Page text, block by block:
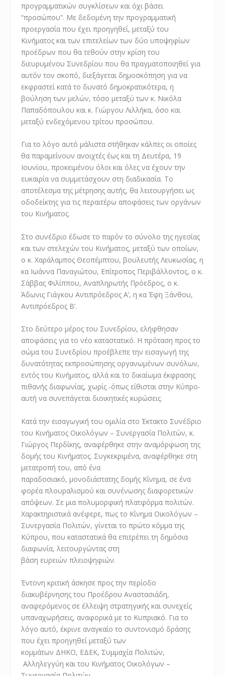
προγραμματικών συγκλίσεων και όχι βάσει
“προσώπου”. Με δεδομένη την προγραμματική
προεργασία που έχει προηγηθεί, μεταξύ του
Κινήματος και των επιτελείων των δύο υποψηφίων
προέδρων που θα τεθούν στην κρίση του
διευρυμένου Συνεδρίου που θα πραγματοποιηθεί για
αυτόν τον σκοπό, διεξάγεται δημοσκόπηση για να
εκφραστεί κατά το δυνατό δημοκρατικότερα, η
βούληση των μελών, τόσο μεταξύ των κ. Νικόλα
Παπαδόπουλου και κ. Γιώργου Λιλλήκα, όσο και
μεταξύ ενδεχόμενου τρίτου προσώπου.
Για το λόγο αυτό μάλιστα στήθηκαν κάλπες οι οποίες
θα παραμείνουν ανοιχτές έως και τη Δευτέρα, 19
Ιουνίου, προκειμένου όλοι και όλες να έχουν την
ευκαιρία να συμμετάσχουν στη διαδικασία. Το
αποτέλεσμα της μέτρησης αυτής, θα λειτουργήσει ως
οδοδείκτης για τις περαιτέρω αποφάσεις των οργάνων
του Κινήματος.
Στο συνέδριο έδωσε το παρόν το σύνολο της ηγεσίας
και των στελεχών του Κινήματος, μεταξύ των οποίων,
ο κ. Χαράλαμπος Θεοπέμπτου, βουλευτής Λευκωσίας, η
κα Ιωάννα Παναγιώτου, Επίτροπος Περιβάλλοντος, ο κ.
Σάββας Φιλίππου, Αναπληρωτής Πρόεδρος, ο κ.
Άδωνις Γιάγκου Αντιπρόεδρος Α’, η κα Έφη Ξάνθου,
Αντιπρόεδρος Β’.
Στο δεύτερο μέρος του Συνεδρίου, ελήφθησαν
αποφάσεις για το νέο καταστατικό. Η πρόταση προς το
σώμα του Συνεδρίου προέβλεπε την εισαγωγή της
δυνατότητας εκπροσώπησης οργανωμένων συνόλων,
εντός του Κινήματος, αλλά και το δικαίωμα έκφρασης
πιθανής διαφωνίας, χωρίς -όπως είθισται στην Κύπρο-
αυτή να συνεπάγεται διοικητικές κυρώσεις.
Κατά την εισαγωγική του ομιλία στο Έκτακτο Συνέδριο
του Κινήματος Οικολόγων – Συνεργασία Πολιτών, κ.
Γιώργος Περδίκης, αναφέρθηκε στην αναμόρφωση της
δομής του Κινήματος. Συγκεκριμένα, αναφέρθηκε στη
μετατροπή του, από ένα
παραδοσιακό, μονοδιάστατης δομής Κίνημα, σε ένα
φορέα πλουραλισμού και συνένωσης διαφορετικών
απόψεων. Σε μια πολυμορφική πλατφόρμα πολιτών.
Χαρακτηριστικά ανέφερε, πως το Κίνημα Οικολόγων –
Συνεργασία Πολιτών, γίνεται το πρώτο κόμμα της
Κύπρου, που καταστατικά θα επιτρέπει τη δημόσια
διαφωνία, λειτουργώντας στη
βάση ευρειών πλειοψηφιών.
Έντονη κριτική άσκησε προς την περίοδο
διακυβέρνησης του Προέδρου Αναστασιάδη,
αναφερόμενος σε έλλειψη στρατηγικής και συνεχείς
υπαναχωρήσεις, αναφορικά με το Κυπριακό. Για το
λόγο αυτό, έκρινε αναγκαίο το συντονισμό δράσης
που έχει προηγηθεί μεταξύ των
κομμάτων ΔΗΚΟ, ΕΔΕΚ, Συμμαχία Πολιτών,
Αλληλεγγύη και του Κινήματος Οικολόγων –